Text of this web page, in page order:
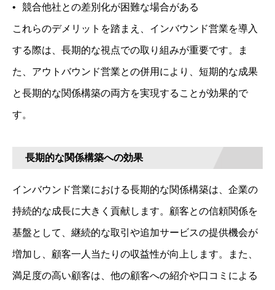
競合他社との差別化が困難な場合がある
これらのデメリットを踏まえ、インバウンド営業を導入
する際は、長期的な視点での取り組みが重要です。ま
た、アウトバウンド営業との併用により、短期的な成果
と長期的な関係構築の両方を実現することが効果的で
す。
長期的な関係構築への効果
インバウンド営業における長期的な関係構築は、企業の
持続的な成長に大きく貢献します。顧客との信頼関係を
基盤として、継続的な取引や追加サービスの提供機会が
増加し、顧客一人当たりの収益性が向上します。また、
満足度の高い顧客は、他の顧客への紹介や口コミによる